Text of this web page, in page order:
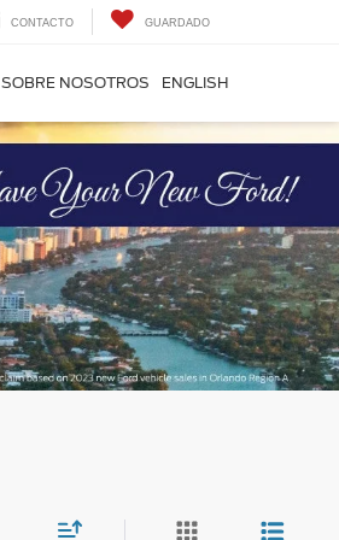
CONTACTO GUARDADO
SOBRE NOSOTROS ENGLISH